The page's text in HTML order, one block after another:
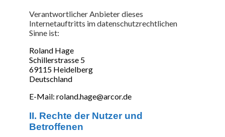
Verantwortlicher Anbieter dieses
Internetauftritts im datenschutzrechtlichen
Sinne ist:
Roland Hage
Schillerstrasse 5
69115 Heidelberg
Deutschland
E-Mail: roland.hage@arcor.de
II. Rechte der Nutzer und
Betroffenen